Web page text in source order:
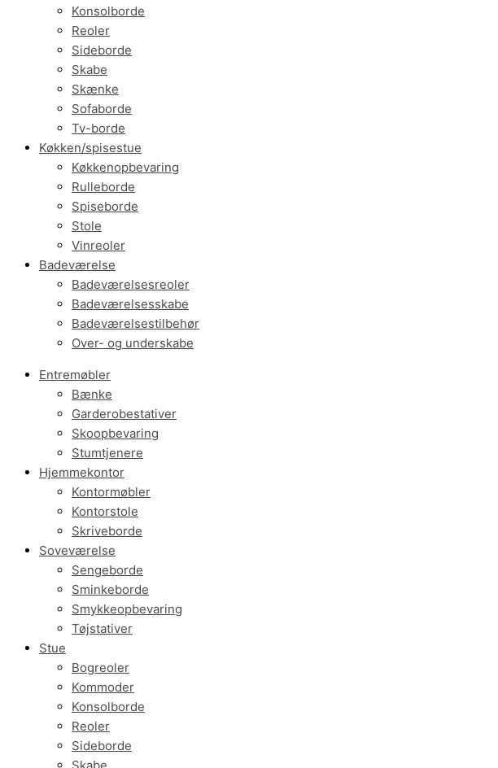
Konsolborde
Reoler
Sideborde
Skabe
Skænke
Sofaborde
Tv-borde
Køkken/spisestue
Køkkenopbevaring
Rulleborde
Spiseborde
Stole
Vinreoler
Badeværelse
Badeværelsesreoler
Badeværelsesskabe
Badeværelsestilbehør
Over- og underskabe
Entremøbler
Bænke
Garderobestativer
Skoopbevaring
Stumtjenere
Hjemmekontor
Kontormøbler
Kontorstole
Skriveborde
Soveværelse
Sengeborde
Sminkeborde
Smykkeopbevaring
Tøjstativer
Stue
Bogreoler
Kommoder
Konsolborde
Reoler
Sideborde